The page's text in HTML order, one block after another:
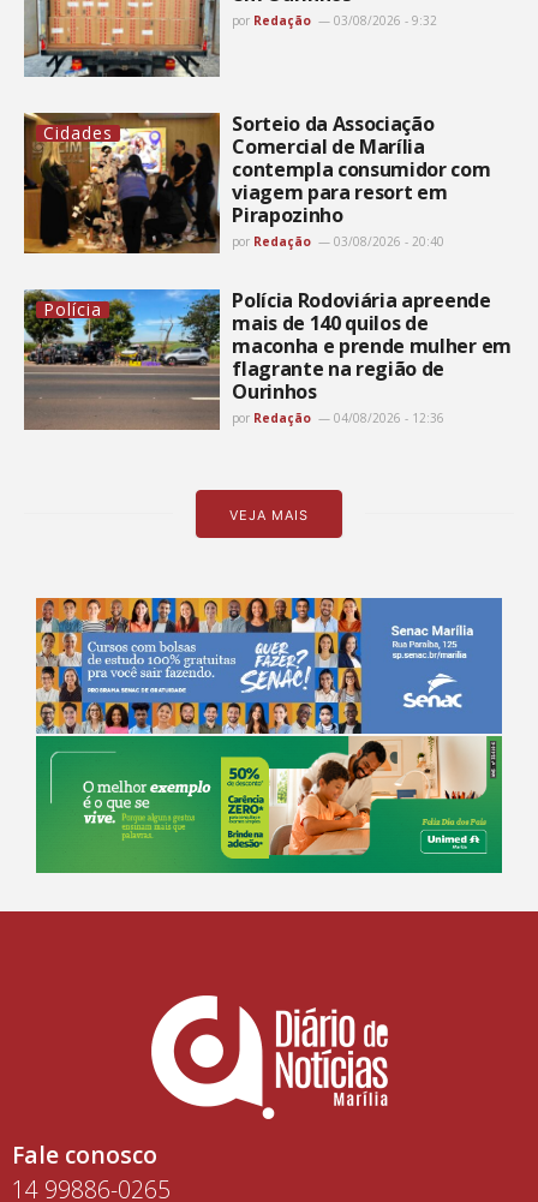
por Redação 03/08/2026 - 9:32
Cidades
Sorteio da Associação
Comercial de Marília
contempla consumidor com
viagem para resort em
Pirapozinho
por Redação 03/08/2026 - 20:40
Polícia
Polícia Rodoviária apreende
mais de 140 quilos de
maconha e prende mulher em
flagrante na região de
Ourinhos
por Redação 04/08/2026 - 12:36
VEJA MAIS
Fale conosco
14 99886-0265